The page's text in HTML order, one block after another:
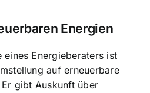
Energien
eines Energieberaters ist
auf erneuerbare
gibt Auskunft über